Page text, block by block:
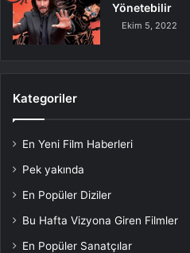
Yönetebilir
Ekim 5, 2022
Kategoriler
En Yeni Film Haberleri
Pek yakında
En Popüler Diziler
Bu Hafta Vizyona Giren Filmler
En Popüler Sanatçılar